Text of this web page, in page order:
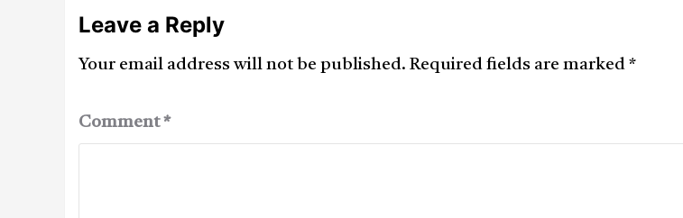
Leave a Reply
Your email address will not be published. Required fields are marked *
Comment*